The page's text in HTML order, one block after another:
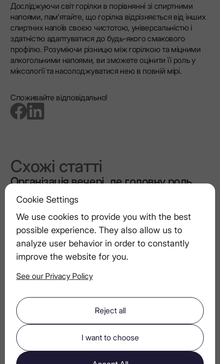
Cookie Settings
We use cookies to provide you with the best
possible experience. They also allow us to
analyze user behavior in order to constantly
improve the website for you.
See our Privacy Policy
Reject all
I want to choose
Досліджуючи світ горілки в порівнянні зі спиртними
напоями, пам'ятайте, що горілка відрізняється від інших
спиртних напоїв своєю чистотою, універсальністю і
здатністю адаптуватися до будь-якого смакового
профілю. Розуміючи різницю між горілкою та міцними
алкогольними напоями, ви зможете оцінити її роль у
міксології та насолоджуватися нею в повній мірі.
Споживайте відповідально!
go to facebook page go to linkedin page
Схожі статті
Організація вечері, де головну роль
відіграє горілка
LEX by Nemiroff – горілка для
справжніх поціновувачів
Аперитиви на основі горілки для
Одна основа, три настрої: як та сама
горілка створює різні враження